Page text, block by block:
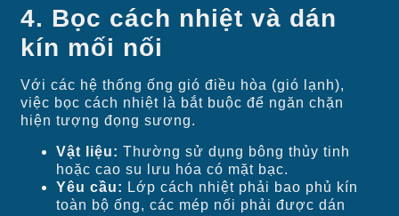
4. Bọc cách nhiệt và dán
kín mối nối
Với các hệ thống ống gió điều hòa (gió lạnh),
việc bọc cách nhiệt là bắt buộc để ngăn chặn
hiện tượng đọng sương.
Vật liệu: Thường sử dụng bông thủy tinh
hoặc cao su lưu hóa có mặt bạc.
Yêu cầu: Lớp cách nhiệt phải bao phủ kín
toàn bộ ống, các mép nối phải được dán